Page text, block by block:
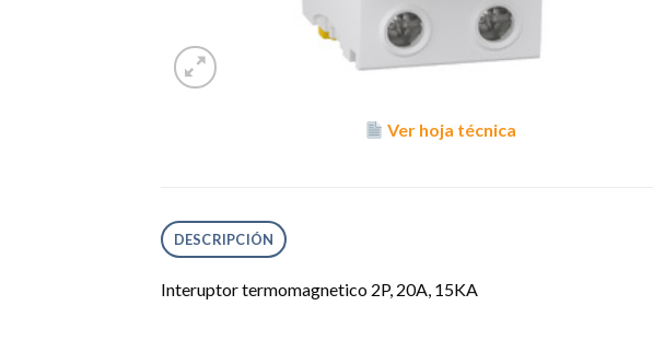
Ver hoja técnica
DESCRIPCIÓN
Interuptor termomagnetico 2P, 20A, 15KA